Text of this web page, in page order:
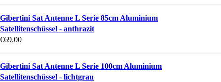
Gibertini Sat Antenne L Serie 85cm Aluminium
Satellitenschüssel - anthrazit
€69.00
Gibertini Sat Antenne L Serie 100cm Aluminium
Satellitenschüssel - lichtgrau